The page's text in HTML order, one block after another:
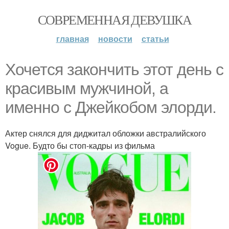
СОВРЕМЕННАЯ ДЕВУШКА
главная новости статьи
Хочется закончить этот день с
красивым мужчиной, а
именно с Джейкобом элорди.
Актер снялся для диджитал обложки австралийского
Vogue. Будто бы стоп-кадры из фильма